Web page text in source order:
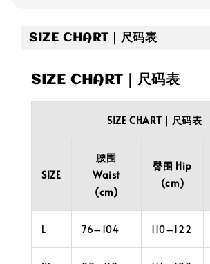
SIZE CHART｜尺码表
SIZE CHART｜尺码表
SIZE CHART｜尺码表
SIZE
腰围
Waist
(cm)
臀围 Hip
(cm)
L 76–104 110–122